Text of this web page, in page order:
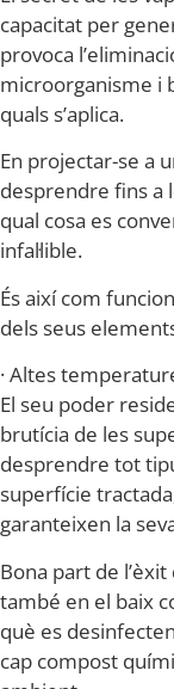
capacitat per
provoca
microorganisme i
quals s’aplica.
En projectar-se a
desprendre fins a
qual cosa es
infal·lible.
És així com
dels seus
· Altes
El seu poder
brutícia de les
desprendre tot
superfície
garanteixen la
Bona part de
també en el baix
què es
cap compost